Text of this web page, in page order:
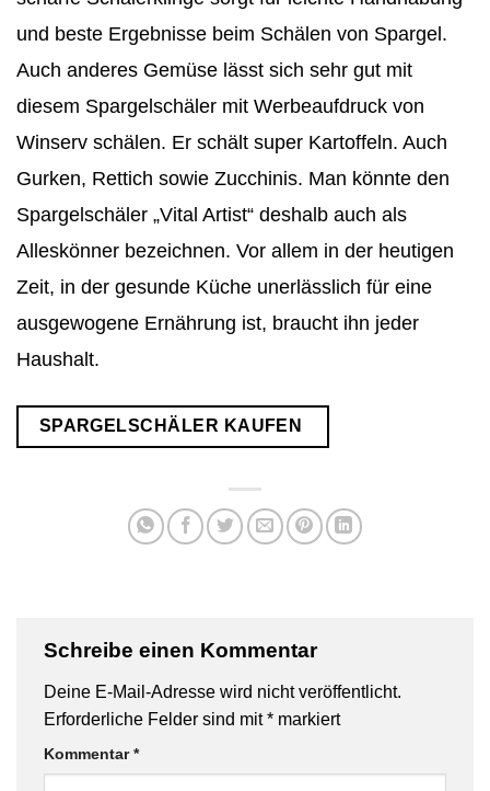
und beste Ergebnisse beim Schälen von Spargel.
Auch anderes Gemüse lässt sich sehr gut mit
diesem Spargelschäler mit Werbeaufdruck von
Winserv schälen. Er schält super Kartoffeln. Auch
Gurken, Rettich sowie Zucchinis. Man könnte den
Spargelschäler „Vital Artist“ deshalb auch als
Alleskönner bezeichnen. Vor allem in der heutigen
Zeit, in der gesunde Küche unerlässlich für eine
ausgewogene Ernährung ist, braucht ihn jeder
Haushalt.
SPARGELSCHÄLER KAUFEN
Schreibe einen Kommentar
Deine E-Mail-Adresse wird nicht veröffentlicht.
Erforderliche Felder sind mit* markiert
Kommentar*